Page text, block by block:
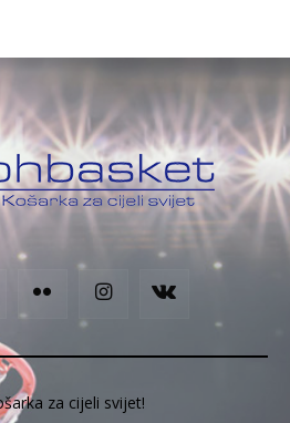
za cijeli svijet!